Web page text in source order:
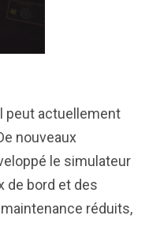
peut actuellement
nouveaux
le simulateur
de bord et des
réduits,